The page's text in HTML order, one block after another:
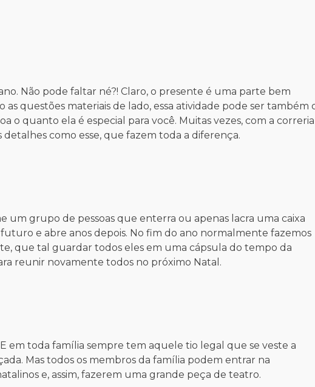
Não pode faltar né?! Claro, o presente é uma parte bem
questões materiais de lado, essa atividade pode ser também
o quanto ela é especial para você. Muitas vezes, com a correria
como esse, que fazem toda a diferença.
um grupo de pessoas que enterra ou apenas lacra uma caixa
e abre anos depois. No fim do ano normalmente fazemos
que tal guardar todos eles em uma cápsula do tempo da
reunir novamente todos no próximo Natal.
em toda família sempre tem aquele tio legal que se veste a
Mas todos os membros da família podem entrar na
e, assim, fazerem uma grande peça de teatro.